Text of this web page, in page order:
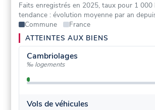
Faits enregistrés en 2025, taux pour 1 000
tendance : évolution moyenne par an
Commune
France
ATTEINTES AUX BIENS
Cambriolages
‰ logements
Vols de véhicules